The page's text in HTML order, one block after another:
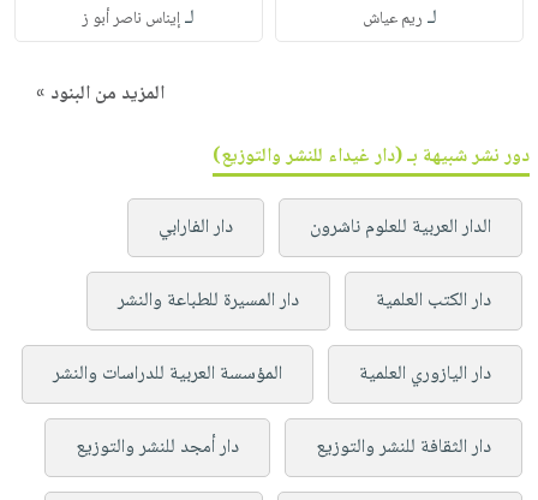
لـ ريم عياش لـإيناس ناصر أبو ز
المزيد من البنود »
دور نشر شبيهة بـ (دار غيداء للنشر والتوزيع)
الدار العربية للعلوم ناشرون دار الفارابي
دار الكتب العلمية دار المسيرة للطباعة والنشر
دار اليازوري العلمية المؤسسة العربية للدراسات والنشر
دار الثقافة للنشر والتوزيع دار أمجد للنشر والتوزيع